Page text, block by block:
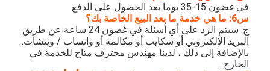
وظيفة الصحافة المعدات
قبل معدات الصحافة
في غضون 15-35 يوما بعد الحصول على الدفع
س6: ما هي خدمة ما بعد البيع الخاصة بك؟
ج: سيتم الرد على أي أسئلة في غضون 24 ساعة عن طريق
البريد الإلكتروني أو سكايب أو مكالمة أو واتساب / ويتشات.
بالإضافة إلى ذلك ، لدينا مهندس محترف متاح للخدمة في
الخارج...